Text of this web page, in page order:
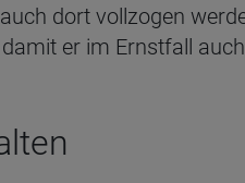
dort vollzogen
er im Ernstfall